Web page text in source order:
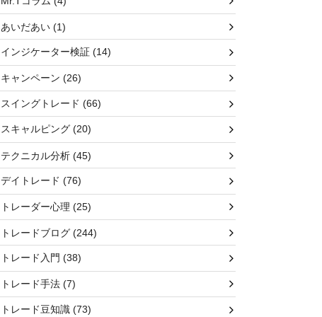
あいだあい(1)
インジケーター検証(14)
キャンペーン(26)
スイングトレード(66)
スキャルピング(20)
テクニカル分析(45)
デイトレード(76)
トレーダー心理(25)
トレードブログ(244)
トレード入門(38)
トレード手法(7)
トレード豆知識(73)